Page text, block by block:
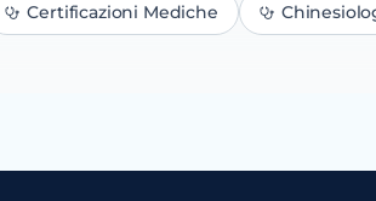
Certificazioni Mediche